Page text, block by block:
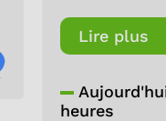
Lire plus
heures